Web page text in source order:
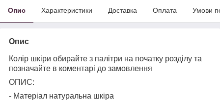
Опис Характеристики Доставка Оплата Умови
Опис
Колір шкіри обирайте з палітри на початку розділу та
позначайте в коментарі до замовлення
ОПИС:
- Матеріал натуральна шкіра